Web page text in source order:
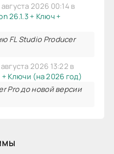
2026 00:14 в
26.1.3 + Ключ +
FL Studio Producer
2026 13:22 в
Ключи (на 2026 год)
Pro до новой версии